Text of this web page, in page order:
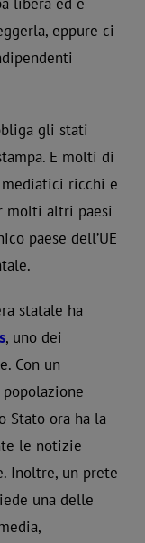
eppure ci
gli stati
E molti di
ricchi e
molti altri paesi
paese dell’UE
statale ha
, uno dei
Con un
Stato ora ha la
le notizie
Inoltre, un prete
una delle